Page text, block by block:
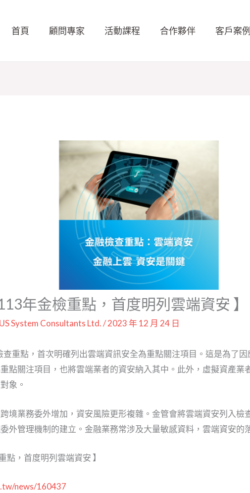
首頁 顧問專家 活動課程 合作夥伴 客戶案例
年金檢重點，首度明列雲端資安 】
System Consultants Ltd./2023 年 12 月 24 日
重點，首次明確列出雲端資訊安全為重點關注項目。這是為了
點關注項目，也將雲端業者的資安納入其中。此外，虛擬資產業
象。
境業務委外增加，資安風險更形複雜。金管會將雲端資安列入檢
外管理機制的建立。金融業務常涉及大量敏感資料，雲端資安的
點，首度明列雲端資安 】
news/160437